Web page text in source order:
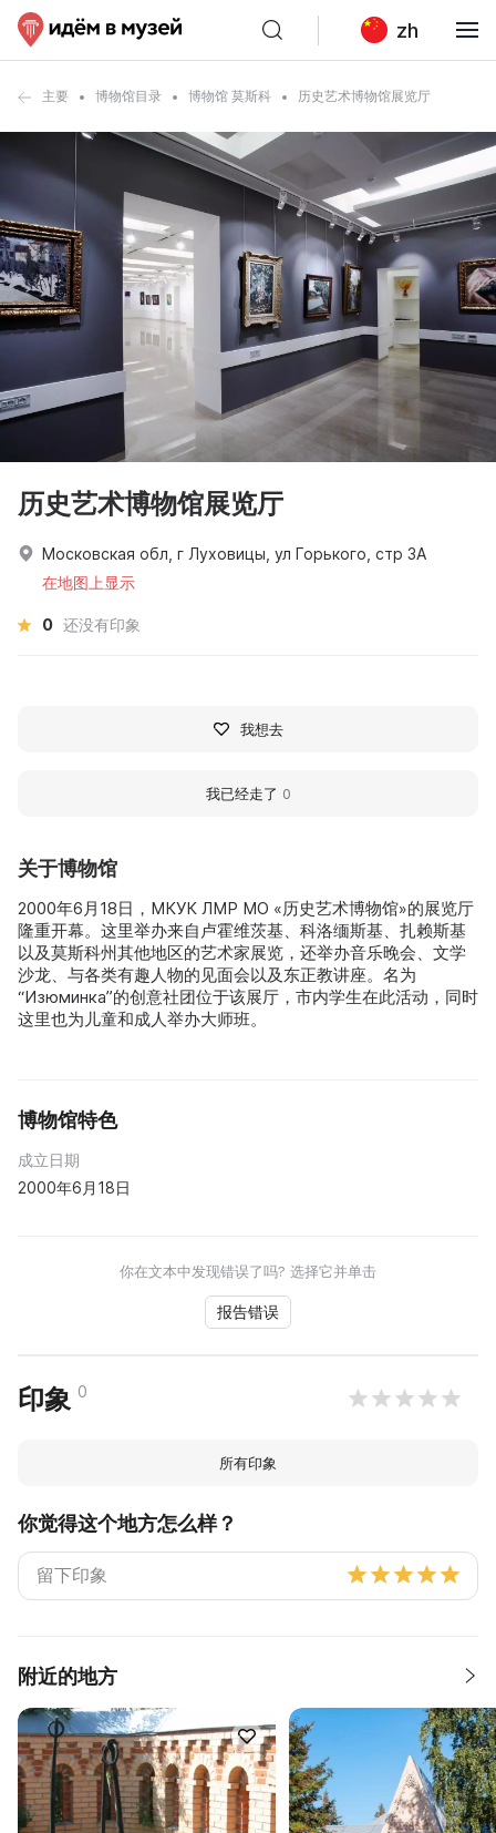
zh
主要 博物馆目录 博物馆 莫斯科 历史艺术博物馆展览厅
关于博物馆
2000年6月18日，МКУК ЛМР МО «历史艺术博物馆»的展览厅
隆重开幕。这里举办来自卢霍维茨基、科洛缅斯基、扎赖斯基
以及莫斯科州其他地区的艺术家展览，还举办音乐晚会、文学
沙龙、与各类有趣人物的见面会以及东正教讲座。名为
“Изюминка”的创意社团位于该展厅，市内学生在此活动，同时
这里也为儿童和成人举办大师班。
博物馆特色
成立日期
2000年6月18日
你在文本中发现错误了吗? 选择它并单击
报告错误
印象 0
所有印象
你觉得这个地方怎么样？
附近的地方
历史艺术博物馆展览厅
Московская обл, г Луховицы, ул Горького, стр 3А
在地图上显示
0 还没有印象
我想去
我已经走了 0